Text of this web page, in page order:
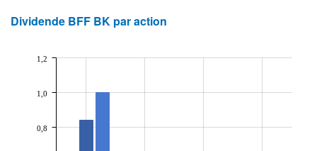
Dividende BFF BK par action
0,8
1,0
1,2